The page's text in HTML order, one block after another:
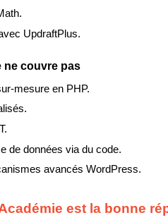
UpdraftPlus.
ne couvre pas
mesure en PHP.
de données via du code.
avancés WordPress.
est la bonne